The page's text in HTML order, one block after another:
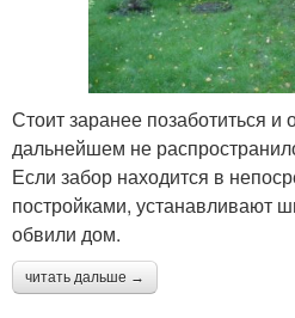
Стоит заранее позаботиться и
дальнейшем не
Если забор находится в
постройками, устанавливают
обвили дом.
читать дальше →